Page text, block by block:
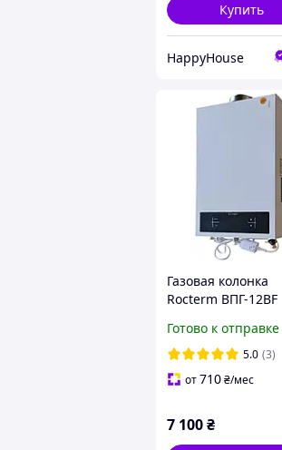
Купить
HappyHouse
Газовая колонка
Rocterm ВПГ-12BF
мин
Готово к отправке
5.0 (3)
от710₴/мес
7 100₴